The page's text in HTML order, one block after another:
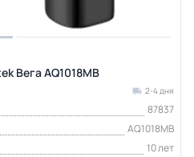
Вега AQ1018MB
2-4 дня
87837
AQ1018MB
10 лет